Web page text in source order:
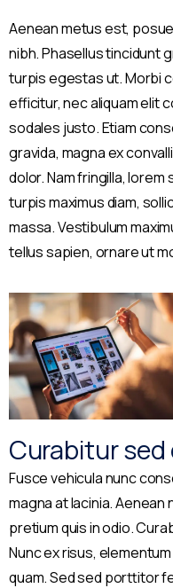
Aenean metus est,
nibh. Phasellus tincidunt
turpis egestas ut. Morbi
efficitur, nec aliquam elit
sodales justo. Etiam
gravida, magna ex
dolor. Nam fringilla,
turpis maximus diam,
massa. Vestibulum
tellus sapien, ornare ut
Curabitur
Fusce vehicula nunc
magna at lacinia.
pretium quis in odio.
Nunc ex risus,
quam. Sed sed porttitor